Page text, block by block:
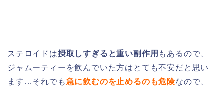
ステロイドは摂取しすぎると重い副作用 もあるので、
ジャムーティーを飲んでいた方はとても不安だと思い
ます…それでも急に飲むのを止めるのも危険なので、